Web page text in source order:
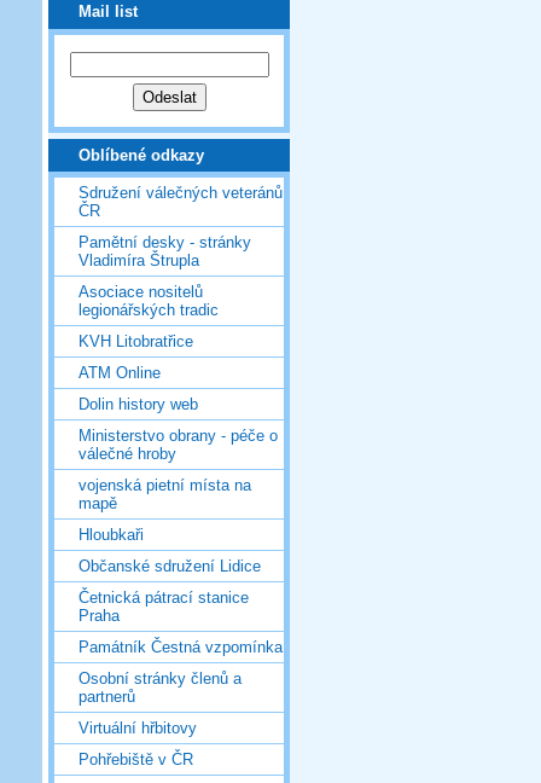
Mail list
Oblíbené odkazy
Sdružení válečných veteránů
ČR
Pamětní desky - stránky
Vladimíra Štrupla
Asociace nositelů
legionářských tradic
KVH Litobratřice
ATM Online
Dolin history web
Ministerstvo obrany - péče o
válečné hroby
vojenská pietní místa na
mapě
Hloubkaři
Občanské sdružení Lidice
Četnická pátrací stanice
Praha
Památník Čestná vzpomínka
Osobní stránky členů a
partnerů
Virtuální hřbitovy
Pohřebiště v ČR